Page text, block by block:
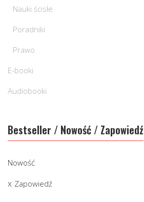
Nauki ścisłe
Poradniki
Prawo
E-booki
Audiobooki
Bestseller / Nowość / Zapowiedź
Nowość
Zapowiedź